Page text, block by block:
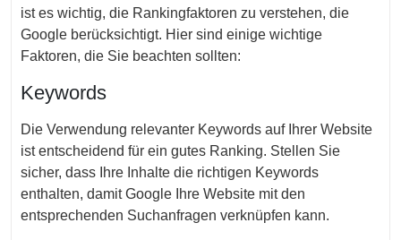
ist es wichtig, die Rankingfaktoren zu verstehen, die
Google berücksichtigt. Hier sind einige wichtige
Faktoren, die Sie beachten sollten:
Keywords
Die Verwendung relevanter Keywords auf Ihrer Website
ist entscheidend für ein gutes Ranking. Stellen Sie
sicher, dass Ihre Inhalte die richtigen Keywords
enthalten, damit Google Ihre Website mit den
entsprechenden Suchanfragen verknüpfen kann.